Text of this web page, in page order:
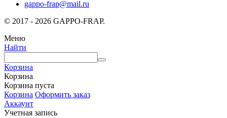
gappo-frap@mail.ru
© 2017 - 2026 GAPPO-FRAP.
Меню
Найти
Корзина
Корзина
Корзина пуста
Корзина Оформить заказ
Аккаунт
Учетная запись